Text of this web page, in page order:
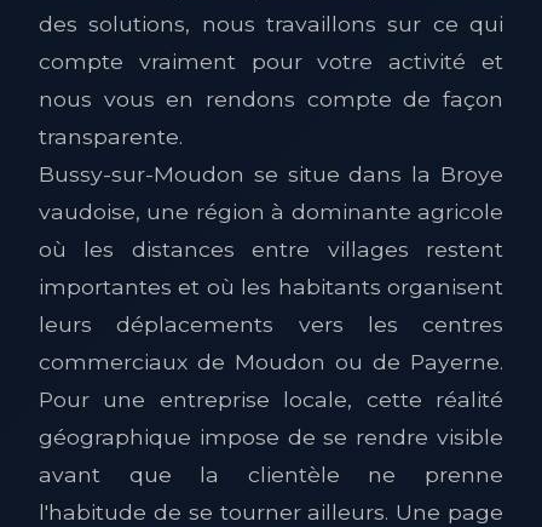
des solutions, nous travaillons sur ce qui
compte vraiment pour votre activité et
nous vous en rendons compte de façon
transparente.
Bussy-sur-Moudon se situe dans la Broye
vaudoise, une région à dominante agricole
où les distances entre villages restent
importantes et où les habitants organisent
leurs déplacements vers les centres
commerciaux de Moudon ou de Payerne.
Pour une entreprise locale, cette réalité
géographique impose de se rendre visible
avant que la clientèle ne prenne
l'habitude de se tourner ailleurs. Une page